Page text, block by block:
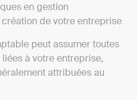
en gestion
de votre entreprise
peut assumer toutes
à votre entreprise,
attribuées au